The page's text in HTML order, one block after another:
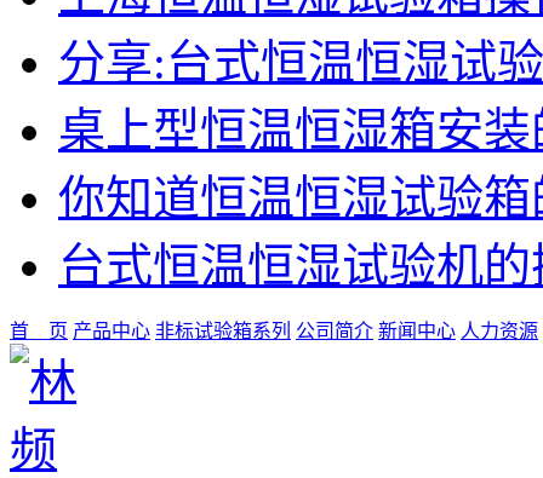
分享:台式恒温恒湿试
桌上型恒温恒湿箱安
你知道恒温恒湿试验
台式恒温恒湿试验机
首 页 产品中心 非标试验箱系列 公司简介 新闻中心 人力资源